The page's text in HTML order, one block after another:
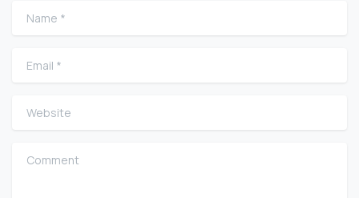
Name
Email
Website
Comment